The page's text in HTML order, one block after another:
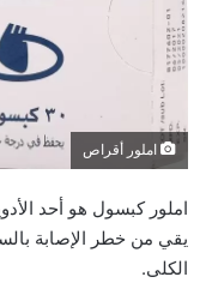
املور أقراص
املور كبسول هو أحد
يقي من خطر الإصابة
الكلى.